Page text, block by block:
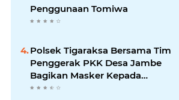
Penggunaan Tomiwa
Polsek Tigaraksa Bersama Tim
Penggerak PKK Desa Jambe
Bagikan Masker Kepada
Pengguna Jalan